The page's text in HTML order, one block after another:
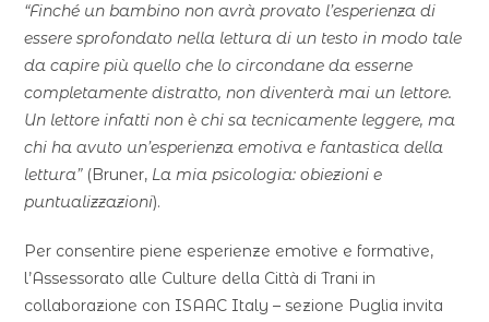
“Finché un bambino non avrà provato l’esperienza di
essere sprofondato nella lettura di un testo in modo tale
da capire più quello che lo circondane da esserne
completamente distratto, non diventerà mai un lettore.
Un lettore infatti non è chi sa tecnicamente leggere, ma
chi ha avuto un’esperienza emotiva e fantastica della
lettura”(Bruner, La mia psicologia: obiezioni e
puntualizzazioni).
Per consentire piene esperienze emotive e formative,
l’Assessorato alle Culture della Città di Trani in
collaborazione con ISAAC Italy – sezione Puglia invita